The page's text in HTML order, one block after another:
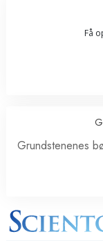
Få
Grundstenenes